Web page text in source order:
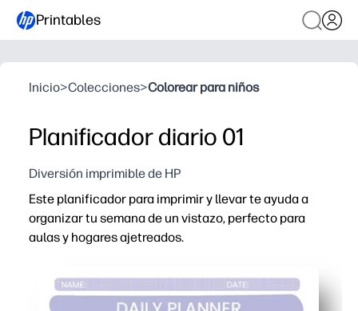
Printables
Inicio>Colecciones>Colorear para niños
Planificador diario 01
Diversión imprimible de HP
Este planificador para imprimir y llevar te ayuda a
organizar tu semana de un vistazo, perfecto para
aulas y hogares ajetreados.
Listo en cuestión de minutos: basta con imprimir y
El diseño apto para niños con secciones claras para